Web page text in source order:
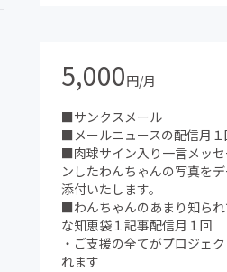
5,000円/月
■サンクスメール
■メールニュースの配信月１
■肉球サイン入り一言メッ
ンしたわんちゃんの写真を
添付いたします。
■わんちゃんのあまり知ら
な知恵袋１記事配信月１回
・ご支援の全てがプロジェ
れます